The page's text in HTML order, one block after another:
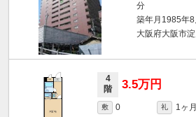
分
築年月1985年
大阪府大阪市
4
階
3.5万円
敷 0 礼
1ヶ月